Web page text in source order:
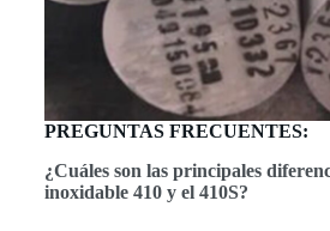
PREGUNTAS FRECUENTES:
¿Cuáles son las principales
inoxidable 410 y el 410S?